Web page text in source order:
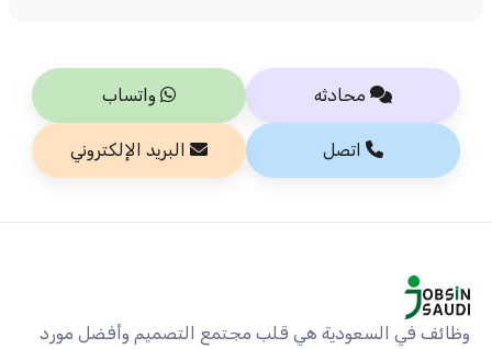
محادثه واتساب
اتصل البريد الإلكتروني
وظائف في السعودية هي قلب مجتمع التصميم وأفضل مورد